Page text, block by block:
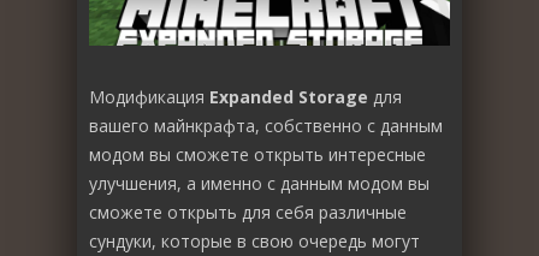
Модификация Expanded Storage для
вашего майнкрафта, собственно с данным
модом вы сможете открыть интересные
улучшения, а именно с данным модом вы
сможете открыть для себя различные
сундуки, которые в свою очередь могут